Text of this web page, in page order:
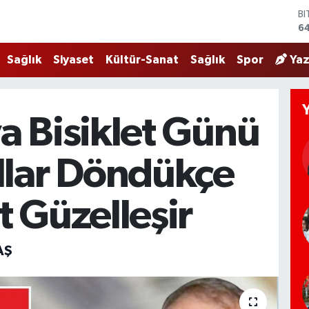
Sağlık Siyaset Kültür-Sanat Sağlık Spor
Bisiklet Günü
Döndükçe
Güzelleşir